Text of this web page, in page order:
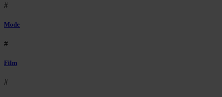
#
Mode
#
Film
#